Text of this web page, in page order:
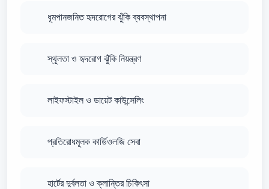
ধূমপানজনিত হৃদরোগের ঝুঁকি ব্যবস্থাপনা
স্থূলতা ও হৃদরোগ ঝুঁকি নিয়ন্ত্রণ
লাইফস্টাইল ও ডায়েট কাউন্সেলিং
প্রতিরোধমূলক কার্ডিওলজি সেবা
হার্টের দুর্বলতা ও ক্লান্তির চিকিৎসা